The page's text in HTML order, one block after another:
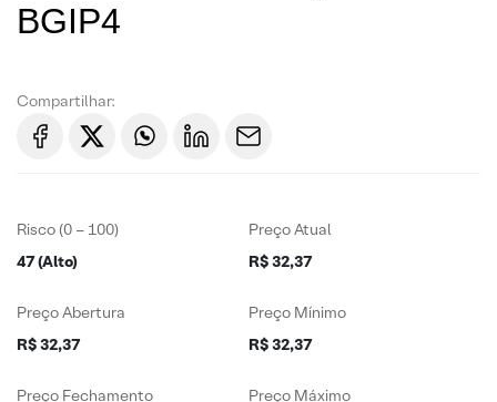
BGIP4
Compartilhar:
Risco (0 – 100)
47 (Alto)
Preço Atual
R$ 32,37
Preço Abertura
R$ 32,37
Preço Mínimo
R$ 32,37
Preço Fechamento
Preço Máximo